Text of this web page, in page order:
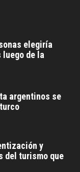
elegiría
de la
argentinos se
y
del turismo que